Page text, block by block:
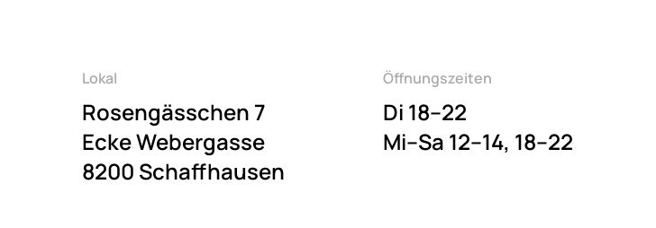
Lokal
Rosengässchen 7
Ecke Webergasse
8200 Schaffhausen
Öffnungszeiten
Di 18–22
Mi–Sa 12–14, 18–22